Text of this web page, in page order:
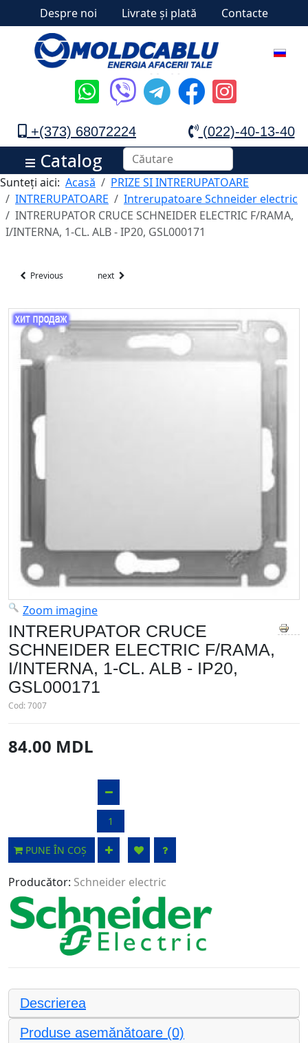
Despre noi Livrate și plată Contacte
+(373) 68072224 (022)-40-13-40
Catalog
Sunteți aici: Acasă
PRIZE SI INTRERUPATOARE
INTRERUPATOARE
Intrerupatoare Schneider electric
INTRERUPATOR CRUCE SCHNEIDER ELECTRIC F/RAMA,
I/INTERNA, 1-CL. ALB - IP20, GSL000171
Previous next
Zoom imagine
INTRERUPATOR CRUCE
SCHNEIDER ELECTRIC F/RAMA,
I/INTERNA, 1-CL. ALB - IP20,
GSL000171
Cod:7007
84.00 MDL
PUNE ÎN COȘ
Producător: Schneider electric
Descrierea
Produse asemănătoare (0)